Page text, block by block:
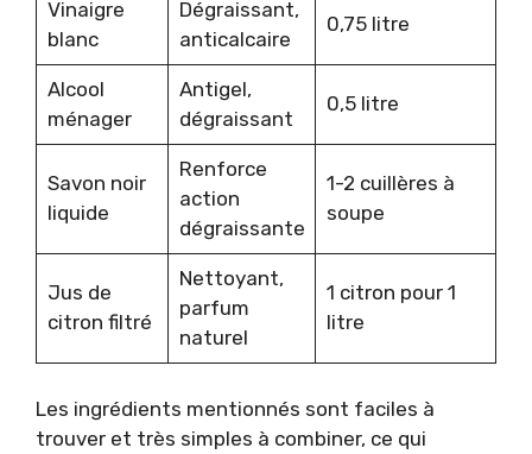
Vinaigre
blanc
Dégraissant,
anticalcaire
0,75 litre
Alcool
ménager
Antigel,
dégraissant
0,5 litre
Savon noir
liquide
Renforce
action
dégraissante
1-2 cuillères à
soupe
Jus de
citron filtré
Nettoyant,
parfum
naturel
1 citron pour 1
litre
Les ingrédients mentionnés sont faciles à
trouver et très simples à combiner, ce qui